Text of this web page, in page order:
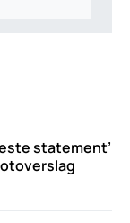
statement’